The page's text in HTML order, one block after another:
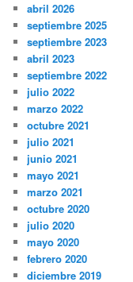
abril 2026
septiembre 2025
septiembre 2023
abril 2023
septiembre 2022
julio 2022
marzo 2022
octubre 2021
julio 2021
junio 2021
mayo 2021
marzo 2021
octubre 2020
julio 2020
mayo 2020
febrero 2020
diciembre 2019